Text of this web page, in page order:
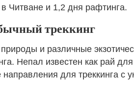
Читване и 1,2 дня рафтинга.
треккинг
и различные
Непал известен как рай
для треккинга с